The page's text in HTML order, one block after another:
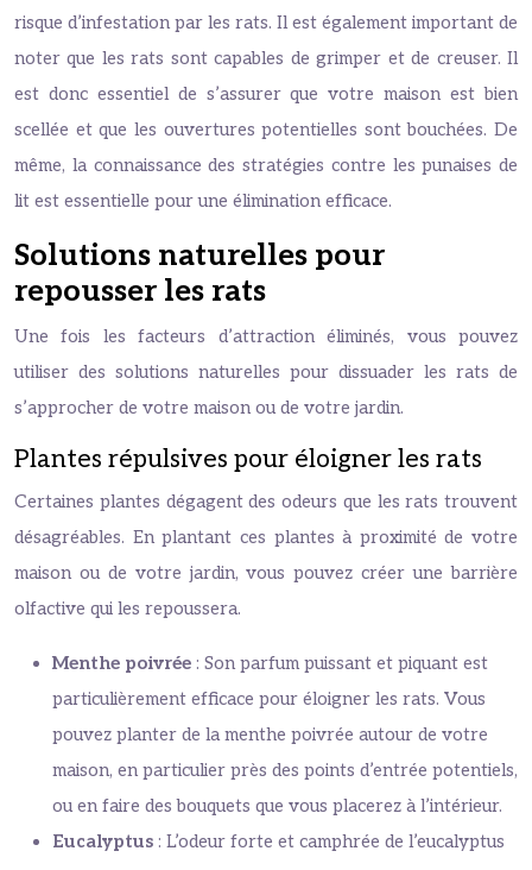
risque d’infestation par les rats. Il est également important de
noter que les rats sont capables de grimper et de creuser. Il
est donc essentiel de s’assurer que votre maison est bien
scellée et que les ouvertures potentielles sont bouchées. De
même, la connaissance des stratégies contre les punaises de
lit est essentielle pour une élimination efficace.
Solutions naturelles pour
repousser les rats
Une fois les facteurs d’attraction éliminés, vous pouvez
utiliser des solutions naturelles pour dissuader les rats de
s’approcher de votre maison ou de votre jardin.
Plantes répulsives pour éloigner les rats
Certaines plantes dégagent des odeurs que les rats trouvent
désagréables. En plantant ces plantes à proximité de votre
maison ou de votre jardin, vous pouvez créer une barrière
olfactive qui les repoussera.
Menthe poivrée : Son parfum puissant et piquant est
particulièrement efficace pour éloigner les rats. Vous
pouvez planter de la menthe poivrée autour de votre
maison, en particulier près des points d’entrée potentiels,
ou en faire des bouquets que vous placerez à l’intérieur.
Eucalyptus : L’odeur forte et camphrée de l’eucalyptus